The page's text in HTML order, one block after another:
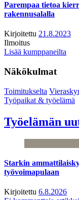
Parempaa tietoa
rakennusalalla
Kirjoitettu 21.8.2023
Ilmoitus
Lisää kumppaneilta
Näkökulmat
Toimitukselta
Työpaikat & työelämä
Työelämän
Starkin
työvoimapulaan
Kirjoitettu 6.8.2026